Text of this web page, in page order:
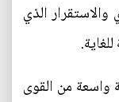
والاستقرار الذي
من القوى